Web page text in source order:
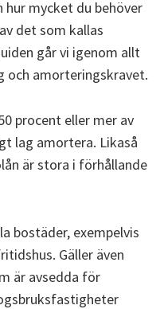
mycket du behöver
det som kallas
går vi igenom allt
och amorteringskravet.
procent eller mer av
lag amortera. Likaså
är stora i förhållande
bostäder, exempelvis
Gäller även
är avsedda för